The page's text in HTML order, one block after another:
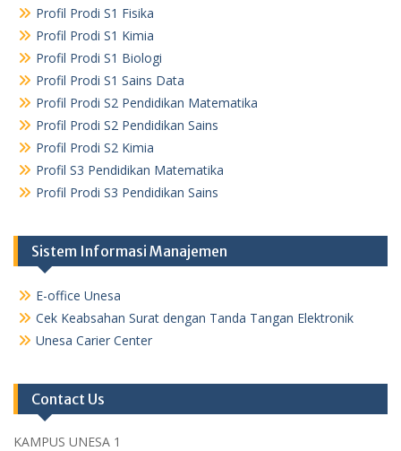
Profil Prodi S1 Fisika
Profil Prodi S1 Kimia
Profil Prodi S1 Biologi
Profil Prodi S1 Sains Data
Profil Prodi S2 Pendidikan Matematika
Profil Prodi S2 Pendidikan Sains
Profil Prodi S2 Kimia
Profil S3 Pendidikan Matematika
Profil Prodi S3 Pendidikan Sains
Sistem Informasi Manajemen
E-office Unesa
Cek Keabsahan Surat dengan Tanda Tangan Elektronik
Unesa Carier Center
Contact Us
KAMPUS UNESA 1